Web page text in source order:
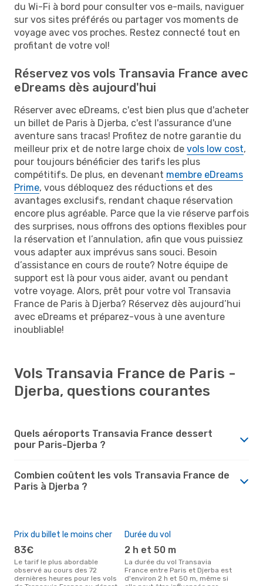
du Wi-Fi à bord pour consulter vos e-mails, naviguer
sur vos sites préférés ou partager vos moments de
voyage avec vos proches. Restez connecté tout en
profitant de votre vol!
Réservez vos vols Transavia France avec
eDreams dès aujourd'hui
Réserver avec eDreams, c'est bien plus que d'acheter
un billet de Paris à Djerba, c'est l'assurance d'une
aventure sans tracas! Profitez de notre garantie du
meilleur prix et de notre large choix de vols low cost,
pour toujours bénéficier des tarifs les plus
compétitifs. De plus, en devenant membre eDreams
Prime, vous débloquez des réductions et des
avantages exclusifs, rendant chaque réservation
encore plus agréable. Parce que la vie réserve parfois
des surprises, nous offrons des options flexibles pour
la réservation et l’annulation, afin que vous puissiez
vous adapter aux imprévus sans souci. Besoin
d’assistance en cours de route? Notre équipe de
support est là pour vous aider, avant ou pendant
votre voyage. Alors, prêt pour votre vol Transavia
France de Paris à Djerba? Réservez dès aujourd’hui
avec eDreams et préparez-vous à une aventure
inoubliable!
Vols Transavia France de Paris -
Djerba, questions courantes
Quels aéroports Transavia France dessert
pour Paris-Djerba ?
Combien coûtent les vols Transavia France de
Paris à Djerba ?
Prix du billet le moins cher
83€
Le tarif le plus abordable
observé au cours des 72
dernières heures pour les vols
Durée du vol
2 h et 50 m
La durée du vol Transavia
France entre Paris et Djerba est
d'environ 2 h et 50 m, même si